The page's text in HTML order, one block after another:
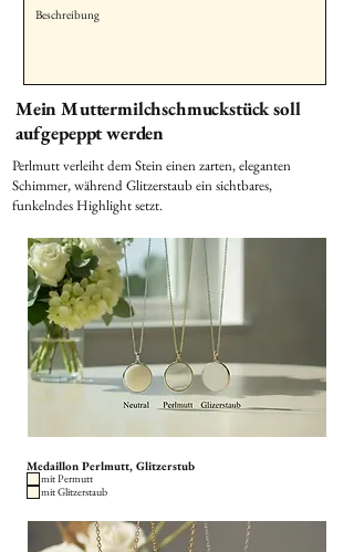
Mein Muttermilchschmuckstück soll
aufgepeppt werden
Perlmutt verleiht dem Stein einen zarten, eleganten
Schimmer, während Glitzerstaub ein sichtbares,
funkelndes Highlight setzt.
Medaillon Perlmutt, Glitzerstub
mit Permutt
mit Glitzerstaub